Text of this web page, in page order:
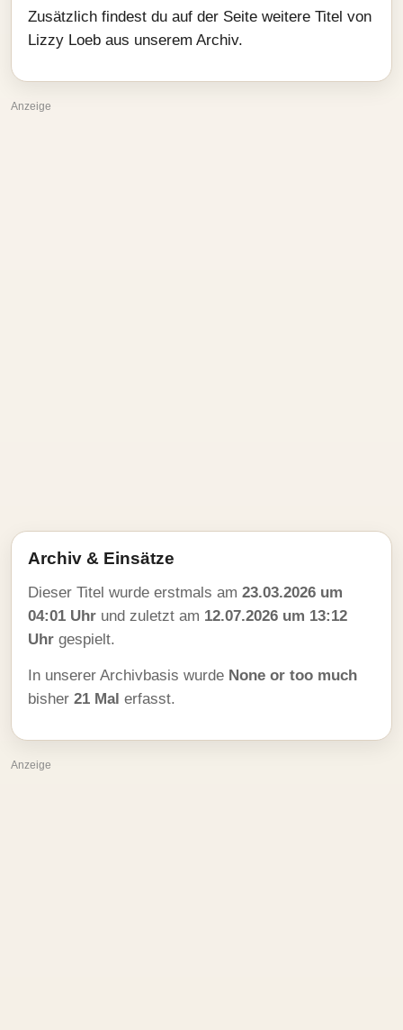
Zusätzlich findest du auf der Seite weitere Titel von
Lizzy Loeb aus unserem Archiv.
Anzeige
Archiv & Einsätze
Dieser Titel wurde erstmals am 23.03.2026 um
04:01 Uhr und zuletzt am 12.07.2026 um 13:12
Uhr gespielt.
In unserer Archivbasis wurde None or too much
bisher 21 Mal erfasst.
Anzeige